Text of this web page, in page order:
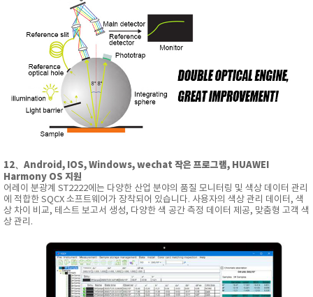
12、Android, IOS, Windows, wechat 작은 프로그램, HUAWEI
Harmony OS 지원
어레이 분광계 ST2222에는 다양한 산업 분야의 품질 모니터링 및 색상 데이터 관리
에 적합한 SQCX 소프트웨어가 장착되어 있습니다. 사용자의 색상 관리 데이터, 색
상 차이 비교, 테스트 보고서 생성, 다양한 색 공간 측정 데이터 제공, 맞춤형 고객 색
상 관리.